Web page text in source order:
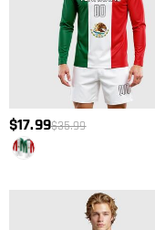
$17.99$35.99